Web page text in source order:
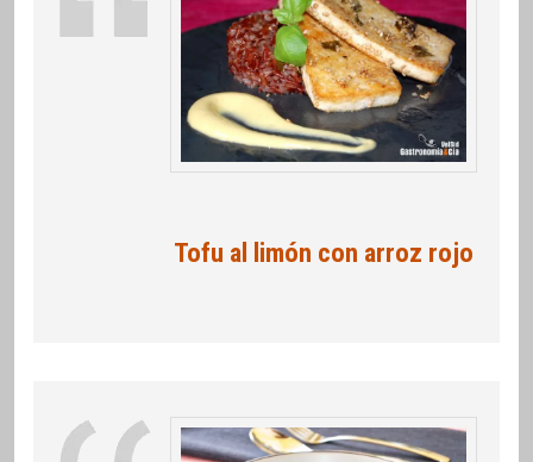
Tofu al limón con arroz rojo